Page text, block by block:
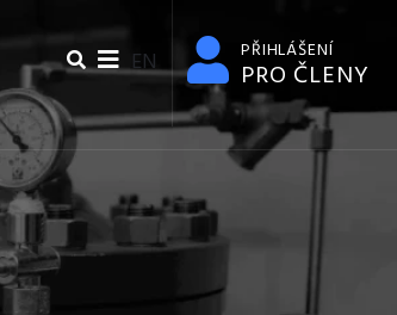
PŘIHLÁŠENÍ
PRO ČLENY
EN